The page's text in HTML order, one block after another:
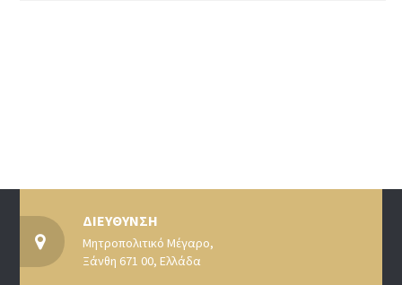
ΔΙΕΥΘΥΝΣΗ
Μητροπολιτικό Μέγαρο,
Ξάνθη 671 00, Ελλάδα